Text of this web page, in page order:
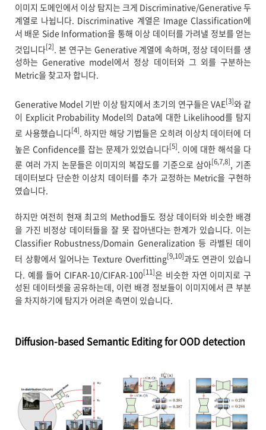
이미지 도메인에서 이상 탐지는 크게 Discriminative/Generative 두
계열로 나뉩니다. Discriminative 계열은 Image Classification에
서 배운 Side Information을 통해 이상 데이터를 가려낼 정보를 얻는
것입니다[2] . 본 연구는 Generative 계열에 속하며, 정상 데이터를 생
성하는 Generative model에서 정상 데이터와 그 외를 구분하는
Metric을 찾고자 합니다.
Generative Model 기반 이상 탐지에서 초기의 연구들은 VAE[3]와 같
이 Explicit Probability Model의 Data에 대한 Likelihood를 탐지
로 사용했습니다[4] . 하지만 해당 기법들은 오히려 이상치 데이터에 더
높은 Confidence를 잡는 문제가 있었습니다[5] . 이에 대한 해석을 다
룬 여러 가지 논문들은 이미지의 복잡도를 기준으로 삼아[6,7,8]
, 기존
데이터보다 단순한 이상치 데이터를 추가 교정하는 Metric을 구현하
였습니다.
하지만 여전히 현재 최고의 Method들도 정상 데이터와 비슷한 배경
을 가진 비정상 데이터들을 잘 못 잡아낸다는 한계가 있습니다. 이는
Classifier Robustness/Domain Generalization 등 라벨된 데이
터 상황에서 일어나는 Texture Overfitting[9,10]과도 연관이 있습니
다. 예를 들어 CIFAR-10/CIFAR-100[11]은 비슷한 자연 이미지로 구
성된 데이터셋을 공유하는데, 이런 배경 정보들이 이미지에서 큰 부분
을 차지하기에 탐지가 어려운 측면이 있습니다.
Diffusion-based Semantic Editing for OOD detection